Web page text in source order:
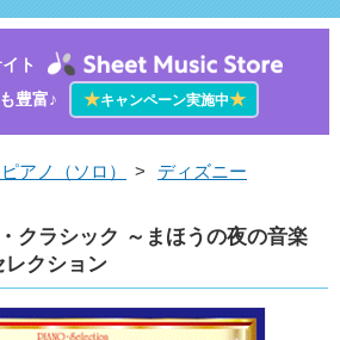
ト
豊富♪
★キャンペーン実施中★
アノ（ソロ） > ディズニー
クラシック ～まほうの夜の音楽
レクション